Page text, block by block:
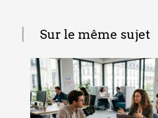
Sur le même sujet